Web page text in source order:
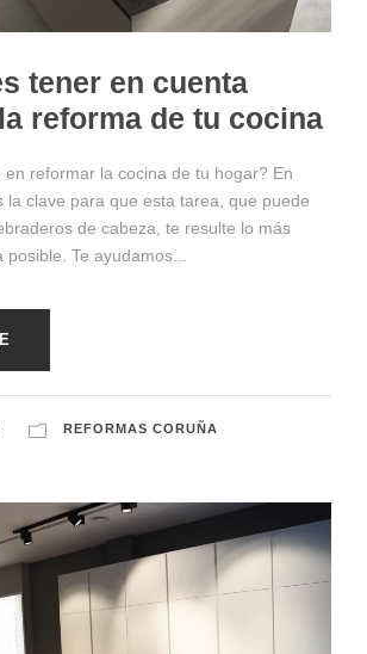
tener en cuenta
reforma de tu cocina
en reformar la cocina de tu hogar? En
la clave para que esta tarea, que puede
de cabeza, te resulte lo más
Te ayudamos...
REFORMAS CORUÑA